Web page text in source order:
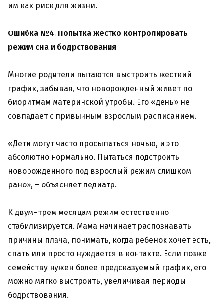
им как риск для жизни.
Ошибка №4. Попытка жестко контролировать
режим сна и бодрствования
Многие родители пытаются выстроить жесткий
график, забывая, что новорожденный живет по
биоритмам материнской утробы. Его «день» не
совпадает с привычным взрослым расписанием.
«Дети могут часто просыпаться ночью, и это
абсолютно нормально. Пытаться подстроить
новорожденного под взрослый режим слишком
рано», – объясняет педиатр.
К двум–трем месяцам режим естественно
стабилизируется. Мама начинает распознавать
причины плача, понимать, когда ребенок хочет есть,
спать или просто нуждается в контакте. Если позже
семейству нужен более предсказуемый график, его
можно мягко выстроить, увеличивая периоды
бодрствования.